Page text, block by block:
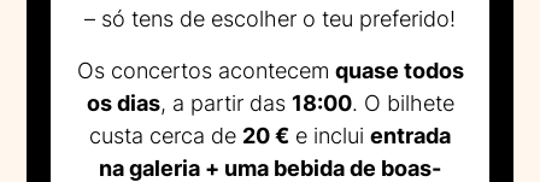
– só tens de escolher o teu preferido!
Os concertos acontecem quase todos
os dias, a partir das 18:00. O bilhete
custa cerca de 20 € e inclui entrada
na galeria + uma bebida de boas-